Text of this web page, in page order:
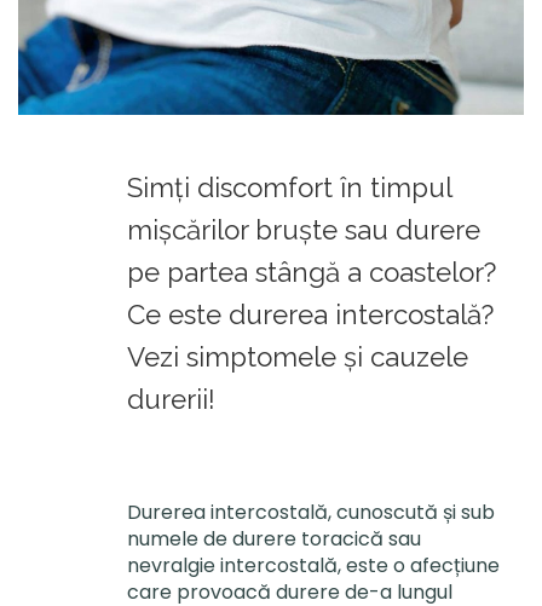
Simți discomfort în timpul
mișcărilor bruște sau durere
pe partea stângă a coastelor?
Ce este durerea intercostală?
Vezi simptomele și cauzele
durerii!
Durerea intercostală, cunoscută și sub
numele de durere toracică sau
nevralgie intercostală, este o afecțiune
care provoacă durere de-a lungul